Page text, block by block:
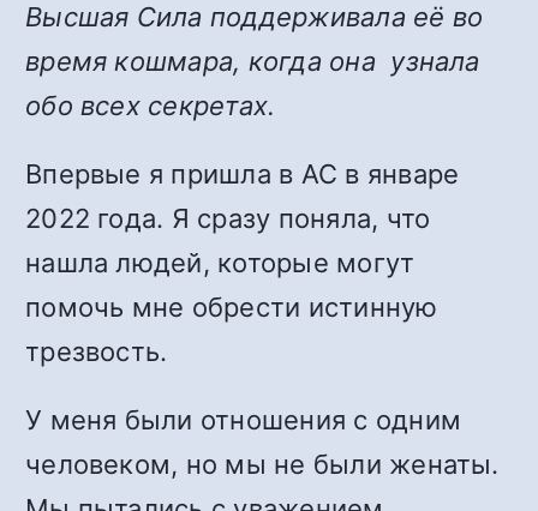
Высшая Сила поддерживала её во
время кошмара, когда она узнала
обо всех секретах.
Впервые я пришла в АС в январе
2022 года. Я сразу поняла, что
нашла людей, которые могут
помочь мне обрести истинную
трезвость.
У меня были отношения с одним
человеком, но мы не были женаты.